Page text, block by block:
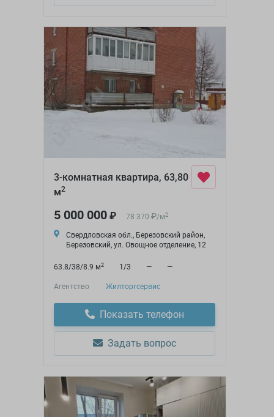
3-комнатная квартира, 63,80
м2
5 000 000₽ 78 370 ₽/м2
Свердловская обл., Березовский район,
Березовский, ул. Овощное отделение, 12
63.8/38/8.9 м2 1/3 — —
Агентство Жилторгсервис
Показать телефон
Задать вопрос